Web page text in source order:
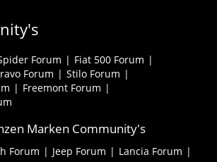
Forum
Fiat 500 Forum
Forum
Stilo Forum
Freemont Forum
Marken Community's
Forum Jeep Forum
Lancia Forum